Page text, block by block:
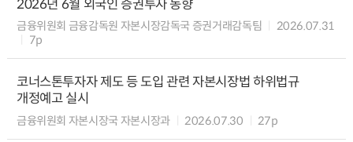
2026년 6월 외국인 증권투자 동향
금융위원회 금융감독원 자본시장감독국 증권거래감독팀
2026.07.31
7p
코너스톤투자자 제도 등 도입 관련 자본시장법 하위법규
개정예고 실시
금융위원회 자본시장국 자본시장과 2026.07.30 27p